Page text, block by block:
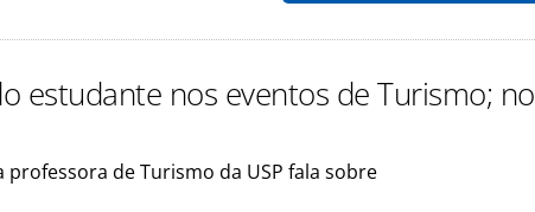
estudante nos eventos de Turismo; no
professora de Turismo da USP fala sobre